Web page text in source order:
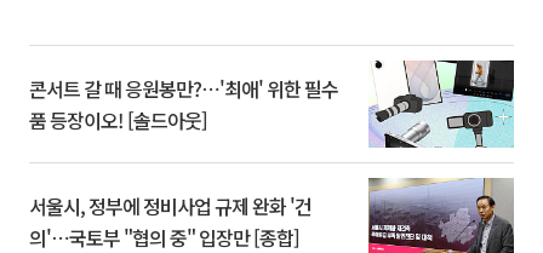
콘서트 갈 때 응원봉만?⋯'최애' 위한 필수
품 등장이오! [솔드아웃]
서울시, 정부에 정비사업 규제 완화 '건
의'⋯국토부 "협의 중" 입장만 [종합]